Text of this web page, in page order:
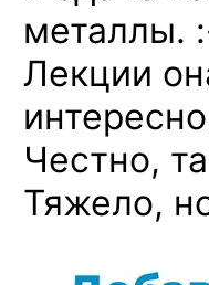
металлы.
Лекции
Честно,
Тяжело,